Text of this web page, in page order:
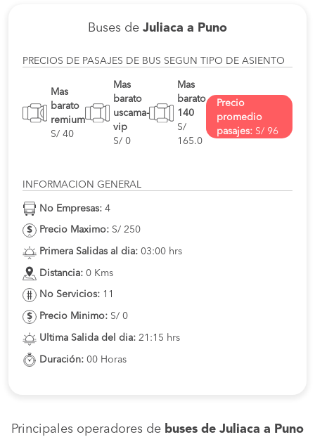
Buses de Juliaca a Puno
PRECIOS DE PASAJES DE BUS SEGUN TIPO DE ASIENTO
Mas
barato
remium
S/ 40
Mas
barato
uscama-
vip
S/ 0
Mas
barato
140
S/
165.0
Precio
promedio
pasajes: S/ 96
INFORMACION GENERAL
No Empresas: 4
Precio Maximo: S/ 250
Primera Salidas al dia: 03:00 hrs
Distancia: 0 Kms
No Servicios: 11
Precio Minimo: S/ 0
Ultima Salida del dia: 21:15 hrs
Duración: 00 Horas
Principales operadores de buses de Juliaca a Puno